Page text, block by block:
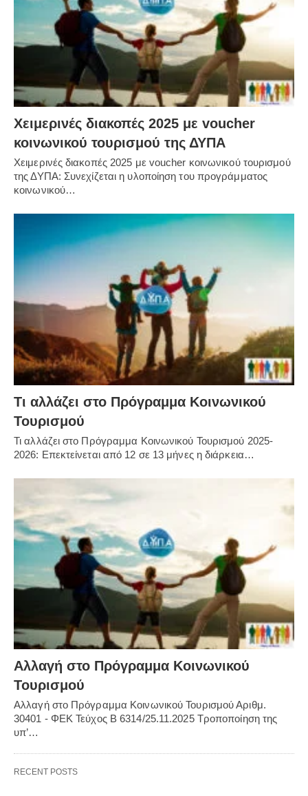
Χειμερινές διακοπές 2025 με voucher
κοινωνικού τουρισμού της ΔΥΠΑ
Χειμερινές διακοπές 2025 με voucher κοινωνικού τουρισμού
της ΔΥΠΑ: Συνεχίζεται η υλοποίηση του προγράμματος
κοινωνικού…
Τι αλλάζει στο Πρόγραμμα Κοινωνικού
Τουρισμού
Τι αλλάζει στο Πρόγραμμα Κοινωνικού Τουρισμού 2025-
2026: Επεκτείνεται από 12 σε 13 μήνες η διάρκεια…
Αλλαγή στο Πρόγραμμα Κοινωνικού
Τουρισμού
Αλλαγή στο Πρόγραμμα Κοινωνικού Τουρισμού Αριθμ.
30401 - ΦΕΚ Τεύχος Β 6314/25.11.2025 Τροποποίηση της
υπ’…
RECENT POSTS